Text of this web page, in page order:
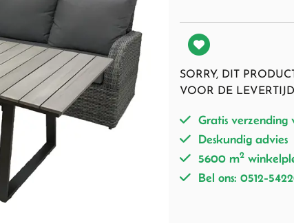
SORRY, DIT
VOOR DE
Gratis verzending
Deskundig advies
5600 m2
Bel ons: 0512-